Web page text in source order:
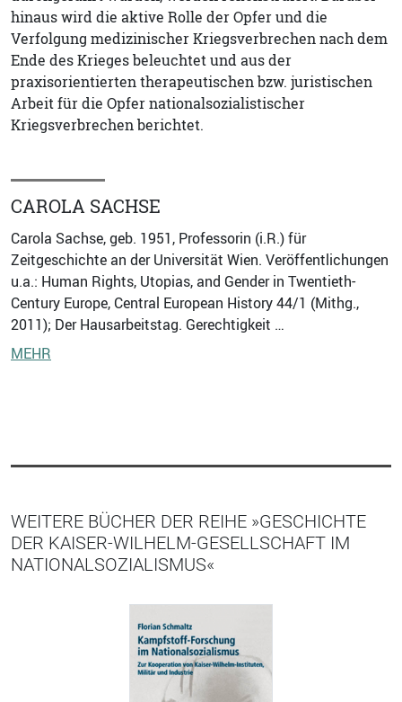
hinaus wird die aktive Rolle der Opfer und die
Verfolgung medizinischer Kriegsverbrechen nach dem
Ende des Krieges beleuchtet und aus der
praxisorientierten therapeutischen bzw. juristischen
Arbeit für die Opfer nationalsozialistischer
Kriegsverbrechen berichtet.
CAROLA SACHSE
Carola Sachse, geb. 1951, Professorin (i.R.) für
Zeitgeschichte an der Universität Wien. Veröffentlichungen
u.a.: Human Rights, Utopias, and Gender in Twentieth-
Century Europe, Central European History 44/1 (Mithg.,
2011); Der Hausarbeitstag. Gerechtigkeit …
MEHR
WEITERE BÜCHER DER REIHE »GESCHICHTE
DER KAISER-WILHELM-GESELLSCHAFT IM
NATIONALSOZIALISMUS«